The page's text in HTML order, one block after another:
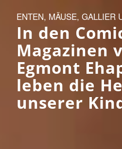
ENTEN, MÄUSE, GALLIER
In den
Magazinen
Egmont
leben die
unserer